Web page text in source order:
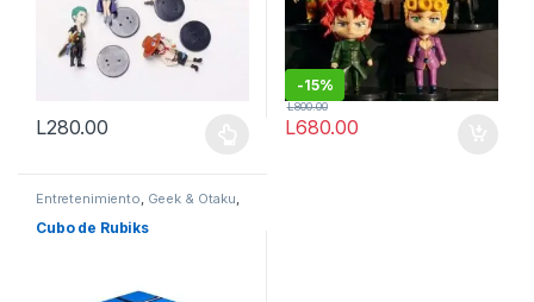
L280.00
-15%
L680.00
L800.00
Entretenimiento, Geek & Otaku,
Cubo de Rubiks